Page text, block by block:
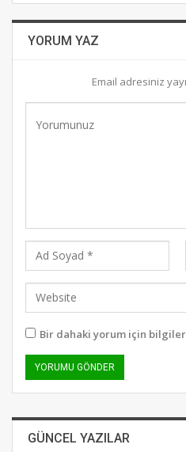
YORUM YAZ
Email adresiniz
Bir dahaki yorum için
GÜNCEL YAZILAR